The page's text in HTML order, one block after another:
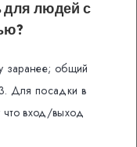
для людей с
заранее; общий
Для посадки в
что вход/выход